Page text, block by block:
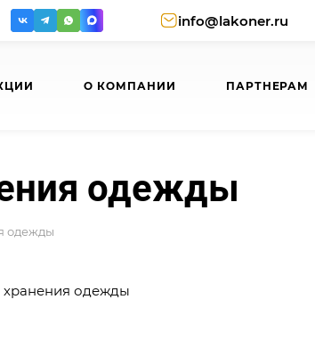
info@lakoner.ru
О КОМПАНИИ ПАРТНЕРАМ
одежды
одежды